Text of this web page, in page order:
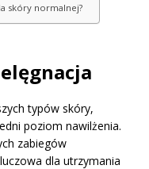
skóry normalnej?
typów skóry,
poziom nawilżenia.
zabiegów
dla utrzymania